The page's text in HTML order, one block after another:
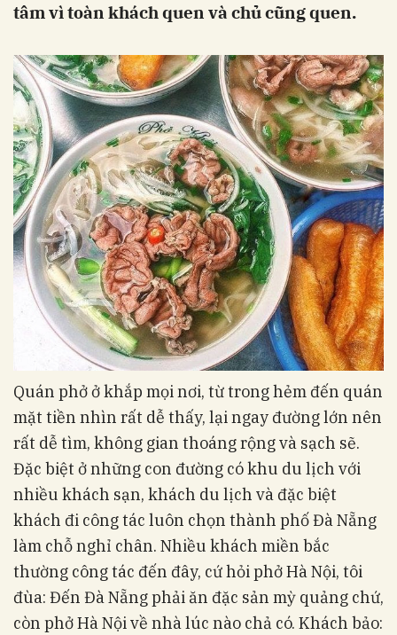
tâm vì toàn khách quen và chủ cũng quen.
Quán phở ở khắp mọi nơi, từ trong hẻm đến quán
mặt tiền nhìn rất dễ thấy, lại ngay đường lớn nên
rất dễ tìm, không gian thoáng rộng và sạch sẽ.
Đặc biệt ở những con đường có khu du lịch với
nhiều khách sạn, khách du lịch và đặc biệt
khách đi công tác luôn chọn thành phố Đà Nẵng
làm chỗ nghỉ chân. Nhiều khách miền bắc
thường công tác đến đây, cứ hỏi phở Hà Nội, tôi
đùa: Đến Đà Nẵng phải ăn đặc sản mỳ quảng chứ,
còn phở Hà Nội về nhà lúc nào chả có. Khách bảo: